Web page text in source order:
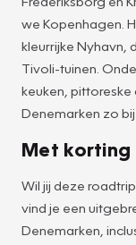
we Kopenhagen.
kleurrijke Nyhavn,
Tivoli-tuinen.
keuken,
Denemarken zo
Met korting
Wil jij deze
vind je een
Denemarken,